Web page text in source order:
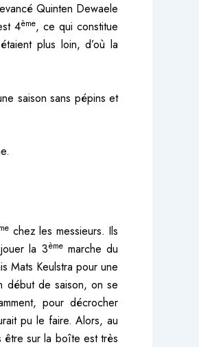
Quinten Dewaele
4ème, ce qui constitue
plus loin, d’où la
saison sans pépins et
chez les messieurs. Ils
la 3èmemarche du
Mats Keulstra pour une
début de saison, on se
pour décrocher
pu le faire. Alors, au
être sur la boîte est très